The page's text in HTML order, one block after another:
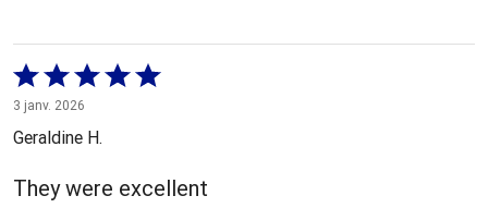
Coté
5 sur
5
3 janv. 2026
Geraldine H.
They were excellent